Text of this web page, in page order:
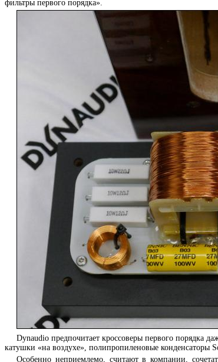
фильтры первого порядка».
Dynaudio предпочитает кроссоверы первого порядка
катушки «на воздухе», полипропиленовые конденсаторы
Особенно неприемлемо, считают в компании,